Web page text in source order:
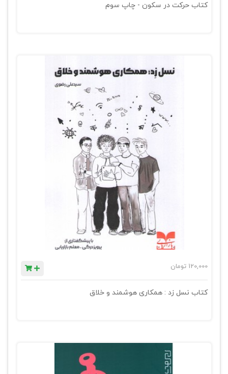
کتاب حرکت در سکون - چاپ سوم
120,000 تومان
کتاب نسل زد : همکاری هوشمند و خلاق